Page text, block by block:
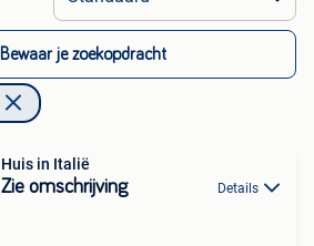
Bewaar je zoekopdracht
Huis in Italië
Zie omschrijving Details